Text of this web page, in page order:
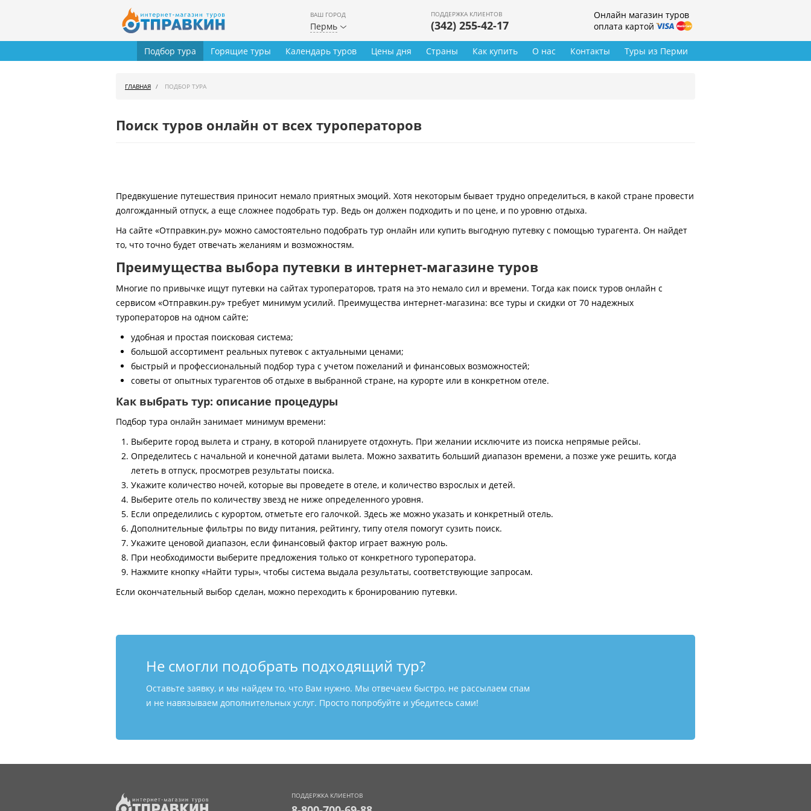
ВАШ ГОРОД
Пермь
ПОДДЕРЖКА КЛИЕНТОВ
(342) 255-42-17
Онлайн магазин туров
оплата картой
Туры из Перми
Подбор тура Горящие туры Календарь туров Цены дня Страны Как купить О нас Контакты
ГЛАВНАЯ ПОДБОР ТУРА
Поиск туров онлайн от всех туроператоров
Предвкушение путешествия приносит немало приятных эмоций. Хотя некоторым бывает трудно определиться, в какой стране провести
долгожданный отпуск, а еще сложнее подобрать тур. Ведь он должен подходить и по цене, и по уровню отдыха.
На сайте «Отправкин.ру» можно самостоятельно подобрать тур онлайн или купить выгодную путевку с помощью турагента. Он найдет
то, что точно будет отвечать желаниям и возможностям.
Преимущества выбора путевки в интернет-магазине туров
Многие по привычке ищут путевки на сайтах туроператоров, тратя на это немало сил и времени. Тогда как поиск туров онлайн с
сервисом «Отправкин.ру» требует минимум усилий. Преимущества интернет-магазина: все туры и скидки от 70 надежных
туроператоров на одном сайте;
удобная и простая поисковая система;
большой ассортимент реальных путевок с актуальными ценами;
быстрый и профессиональный подбор тура с учетом пожеланий и финансовых возможностей;
советы от опытных турагентов об отдыхе в выбранной стране, на курорте или в конкретном отеле.
Как выбрать тур: описание процедуры
Подбор тура онлайн занимает минимум времени:
Выберите город вылета и страну, в которой планируете отдохнуть. При желании исключите из поиска непрямые рейсы.
Определитесь с начальной и конечной датами вылета. Можно захватить больший диапазон времени, а позже уже решить, когда
лететь в отпуск, просмотрев результаты поиска.
Укажите количество ночей, которые вы проведете в отеле, и количество взрослых и детей.
Выберите отель по количеству звезд не ниже определенного уровня.
Если определились с курортом, отметьте его галочкой. Здесь же можно указать и конкретный отель.
Дополнительные фильтры по виду питания, рейтингу, типу отеля помогут сузить поиск.
Укажите ценовой диапазон, если финансовый фактор играет важную роль.
При необходимости выберите предложения только от конкретного туроператора.
Нажмите кнопку «Найти туры», чтобы система выдала результаты, соответствующие запросам.
Если окончательный выбор сделан, можно переходить к бронированию путевки.
Не смогли подобрать подходящий тур?
Оставьте заявку, и мы найдем то, что Вам нужно. Мы отвечаем быстро, не рассылаем спам
и не навязываем дополнительных услуг. Просто попробуйте и убедитесь сами!
ПОДДЕРЖКА КЛИЕНТОВ